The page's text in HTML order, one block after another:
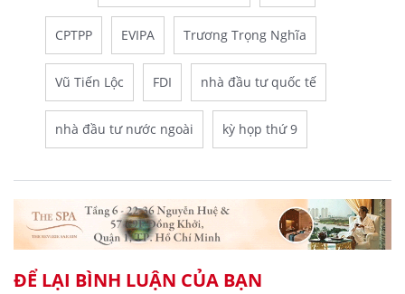
CPTPP EVIPA Trương Trọng Nghĩa
Vũ Tiến Lộc FDI nhà đầu tư quốc tế
nhà đầu tư nước ngoài kỳ họp thứ 9
ĐỂ LẠI BÌNH LUẬN CỦA BẠN